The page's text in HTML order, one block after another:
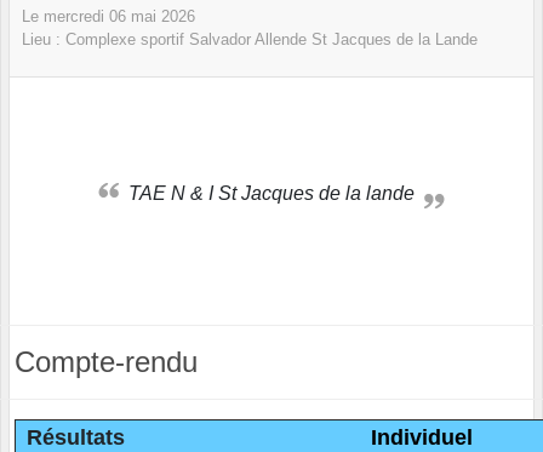
Le mercredi 06 mai 2026
Lieu : Complexe sportif Salvador Allende St Jacques de la Lande
TAE N & I St Jacques de la lande
Compte-rendu
Résultats Individuel